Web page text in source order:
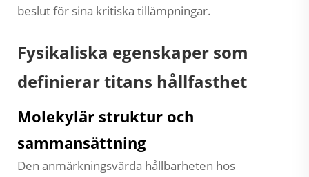
beslut för sina kritiska tillämpningar.
Fysikaliska egenskaper som
definierar titans hållfasthet
Molekylär struktur och
sammansättning
Den anmärkningsvärda hållbarheten hos